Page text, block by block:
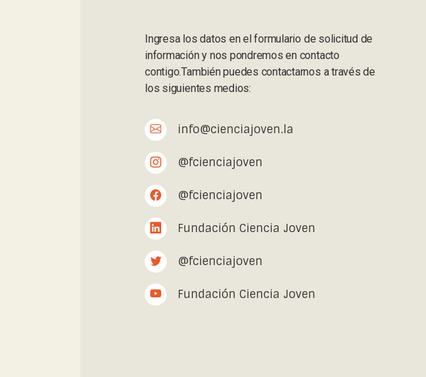
Ingresa los datos en el formulario de solicitud de
información y nos pondremos en contacto
contigo.También puedes contactarnos a través de
los siguientes medios:
info@cienciajoven.la
@fcienciajoven
@fcienciajoven
Fundación Ciencia Joven
@fcienciajoven
Fundación Ciencia Joven